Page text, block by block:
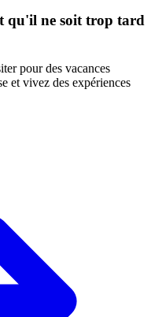
qu'il ne soit trop tard
pour des vacances
et vivez des expériences